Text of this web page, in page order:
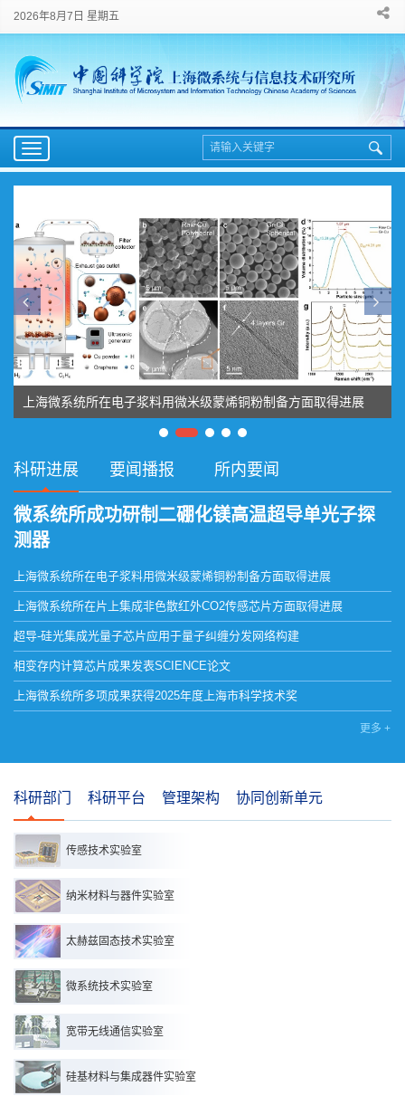
2026年8月7日 星期五
Toggle
navigation
上海微系统所在电子浆料用微米级蒙烯铜粉制备方面取得进展
科研进展 要闻播报 所内要闻
微系统所成功研制二硼化镁高温超导单光子探
测器
上海微系统所在电子浆料用微米级蒙烯铜粉制备方面取得进展
上海微系统所在片上集成非色散红外CO2传感芯片方面取得进展
超导-硅光集成光量子芯片应用于量子纠缠分发网络构建
相变存内计算芯片成果发表SCIENCE论文
上海微系统所多项成果获得2025年度上海市科学技术奖
更多 +
科研部门 科研平台 管理架构 协同创新单元
传感技术实验室
纳米材料与器件实验室
太赫兹固态技术实验室
微系统技术实验室
宽带无线通信实验室
硅基材料与集成器件实验室